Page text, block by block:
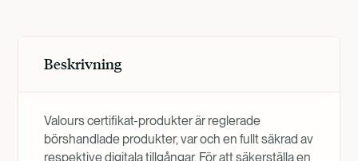
Beskrivning
Valours certifikat-produkter är reglerade
börshandlade produkter, var och en fullt säkrad av
respektive digitala tillgångar. För att säkerställa en